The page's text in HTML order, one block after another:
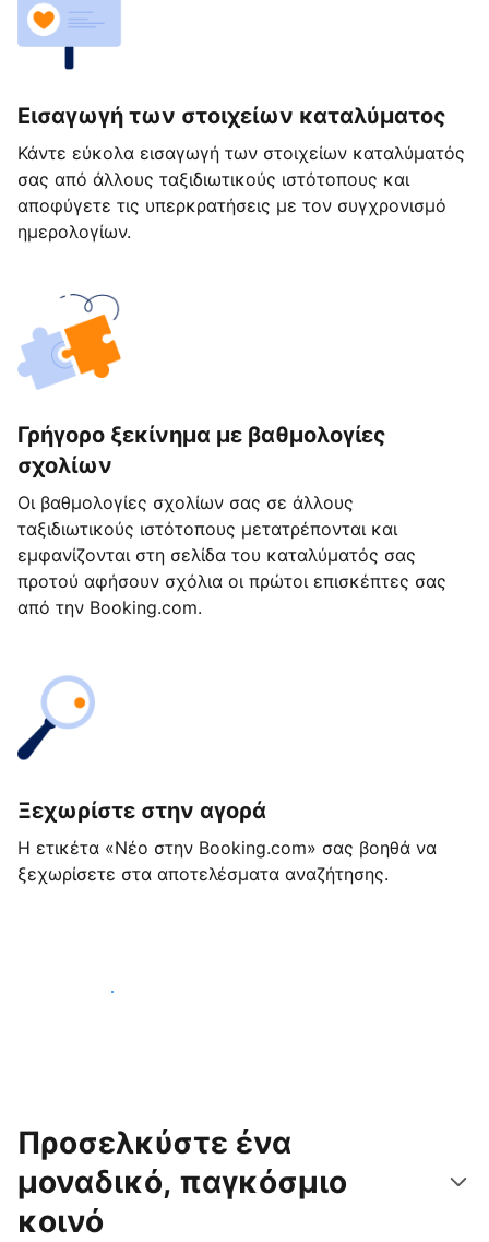
Εισαγωγή των στοιχείων καταλύματος
Κάντε εύκολα εισαγωγή των στοιχείων καταλύματός
σας από άλλους ταξιδιωτικούς ιστότοπους και
αποφύγετε τις υπερκρατήσεις με τον συγχρονισμό
ημερολογίων.
Γρήγορο ξεκίνημα με βαθμολογίες
σχολίων
Οι βαθμολογίες σχολίων σας σε άλλους
ταξιδιωτικούς ιστότοπους μετατρέπονται και
εμφανίζονται στη σελίδα του καταλύματός σας
προτού αφήσουν σχόλια οι πρώτοι επισκέπτες σας
από την Booking.com.
Ξεχωρίστε στην αγορά
Η ετικέτα «Νέο στην Booking.com» σας βοηθά να
ξεχωρίσετε στα αποτελέσματα αναζήτησης.
Ξεκινήστε σήμερα
Προσελκύστε ένα
μοναδικό, παγκόσμιο
κοινό